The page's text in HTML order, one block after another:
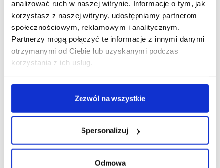
analizować ruch w naszej witrynie. Informacje o tym, jak
korzystasz z naszej witryny, udostępniamy partnerom
społecznościowym, reklamowym i analitycznym.
Partnerzy mogą połączyć te informacje z innymi danymi
otrzymanymi od Ciebie lub uzyskanymi podczas
korzystania z ich usług.
Zezwól na wszystkie
Spersonalizuj
Odmowa